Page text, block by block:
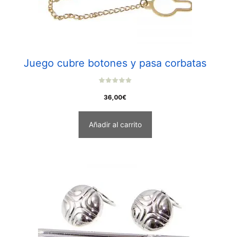
Juego cubre botones y pasa corbatas
5
36,00€
Añadir al carrito